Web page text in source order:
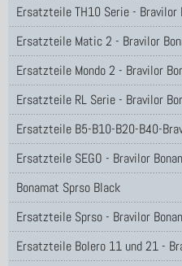
Ersatzteile TH10 Serie - Bravilor
Ersatzteile Matic 2 - Bravilor
Ersatzteile Mondo 2 - Bravilor
Ersatzteile RL Serie - Bravilor
Ersatzteile B5-B10-B20-B40-
Ersatzteile SEGO - Bravilor
Bonamat Sprso Black
Ersatzteile Sprso - Bravilor
Ersatzteile Bolero 11 und 21 -